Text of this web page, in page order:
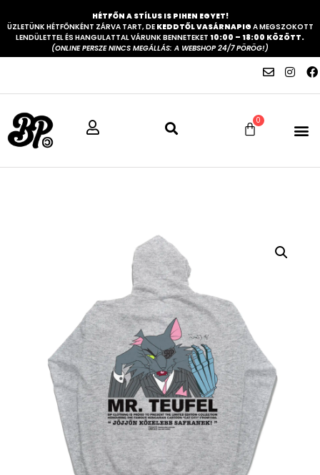
HÉTFŐN A STÍLUS IS PIHEN EGYET!
ÜZLETÜNK HÉTFŐNKÉNT ZÁRVA TART, DE KEDDTŐL VASÁRNAPIG A MEGSZOKOTT
LENDÜLETTEL ÉS HANGULATTAL VÁRUNK BENNETEKET 10:00 – 18:00 KÖZÖTT.
(ONLINE PERSZE NINCS MEGÁLLÁS: A WEBSHOP 24/7 PÖRÖG!)
0